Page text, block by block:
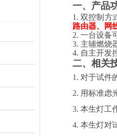
一、 产品
1.双控制方
路由器、网
2. 一台设备
3. 主辅燃烧
4. 自主开发
二、 相关
1. 对于试件
2. 用标准虑
3. 本生灯工
4. 本生灯对